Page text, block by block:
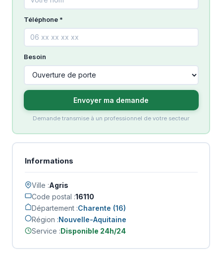
Téléphone *
Besoin
Envoyer ma demande
Demande transmise à un professionnel de votre secteur
Informations
Ville :Agris
Code postal :16110
Département :Charente (16)
Région :Nouvelle-Aquitaine
Service :Disponible 24h/24